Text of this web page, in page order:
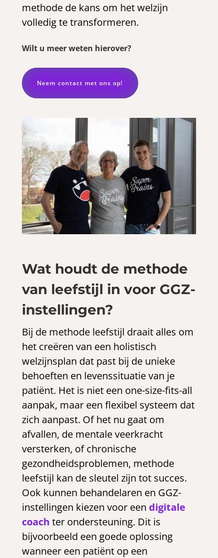
methode de kans om het welzijn
volledig te transformeren.
Wilt u meer weten hierover?
Neem contact met ons op!
Wat houdt de methode
van leefstijl in voor GGZ-
instellingen?
Bij de methode leefstijl draait alles om
het creëren van een holistisch
welzijnsplan dat past bij de unieke
behoeften en levenssituatie van je
patiënt. Het is niet een one-size-fits-all
aanpak, maar een flexibel systeem dat
zich aanpast. Of het nu gaat om
afvallen, de mentale veerkracht
versterken, of chronische
gezondheidsproblemen, methode
leefstijl kan de sleutel zijn tot succes.
Ook kunnen behandelaren en GGZ-
instellingen kiezen voor een digitale
coach ter ondersteuning. Dit is
bijvoorbeeld een goede oplossing
wanneer een patiënt op een